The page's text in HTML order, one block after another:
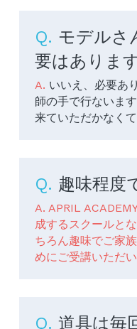
Q. モデルさ
要はありま
A. いいえ、必要あ
師の手で行ないま
来ていただかなくて
Q. 趣味程度
A. APRIL
成するスクールと
ちろん趣味でご家
めにご受講いただ
Q. 道具は毎